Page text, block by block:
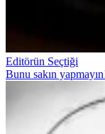
Editörün Seçtiği
Bunu sakın